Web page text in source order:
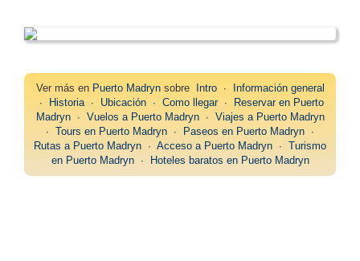
Ver más en Puerto Madrynsobre Intro∙
Información general
∙
Historia∙ Ubicación ∙ Como llegar∙
Reservar en Puerto
Madryn∙ Vuelos a Puerto Madryn∙ Viajes a Puerto Madryn
∙ Tours en Puerto Madryn ∙ Paseos en Puerto Madryn ∙
Rutas a Puerto Madryn ∙ Acceso a Puerto Madryn ∙ Turismo
en Puerto Madryn∙ Hoteles baratos en Puerto Madryn